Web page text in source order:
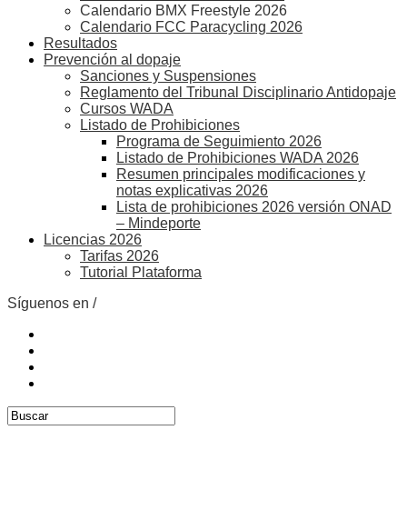
Calendario BMX Freestyle 2026
Calendario FCC Paracycling 2026
Resultados
Prevención al dopaje
Sanciones y Suspensiones
Reglamento del Tribunal Disciplinario Antidopaje
Cursos WADA
Listado de Prohibiciones
Programa de Seguimiento 2026
Listado de Prohibiciones WADA 2026
Resumen principales modificaciones y
notas explicativas 2026
Lista de prohibiciones 2026 versión ONAD
– Mindeporte
Licencias 2026
Tarifas 2026
Tutorial Plataforma
Síguenos en /